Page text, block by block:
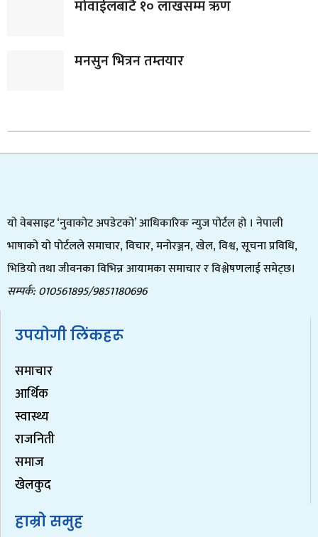
मोवाईलबाटै १० लाखसम्म ऋण
मनसुन भित्रन तम्तयार
यो वेबसाइट ‘नुवाकोट अपडेटको’ आधिकारिक न्युज पोर्टल हो । नेपाली
भाषाको यो पोर्टलले समाचार, विचार, मनोरञ्जन, खेल, विश्व, सूचना प्रविधि,
भिडियो तथा जीवनका विभिन्न आयामका समाचार र विश्लेषणलाई समेट्छ।
सम्पर्क: 010561895/9851180696
उपयोगी लिंकहरू
समाचार
आर्थिक
स्वास्थ्य
राजनिती
समाज
खेलकुद
हाम्रो समुह